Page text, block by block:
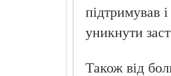
підтримував
уникнути
Також від